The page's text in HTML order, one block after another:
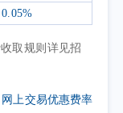
石化产业提
入推进，落
0.05%
取规则详见招
网上交易优惠费率